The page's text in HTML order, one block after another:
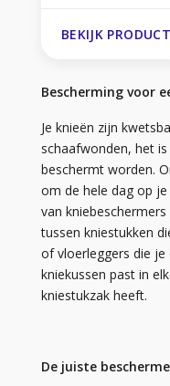
BEKIJK PRODUCT
Bescherming voor
Je knieën zijn
schaafwonden, het
beschermt worden.
om de hele dag op
van
tussen kniestukken
of vloerleggers die je
kniekussen past in
kniestukzak heeft.
De juiste